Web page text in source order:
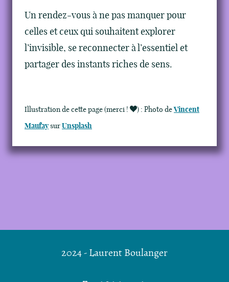
Un rendez-vous à ne pas manquer pour
celles et ceux qui souhaitent explorer
l’invisible, se reconnecter à l’essentiel et
partager des instants riches de sens.
Illustration de cette page (merci ! ) : Photo deVincent
MaufaysurUnsplash
2024 - Laurent Boulanger